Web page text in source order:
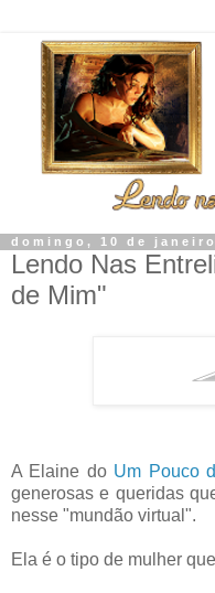
domingo, 10 de janeiro
Lendo Nas
de Mim"
A Elaine do Um Pouco
generosas e queridas
nesse "mundão virtual".
Ela é o tipo de mulher